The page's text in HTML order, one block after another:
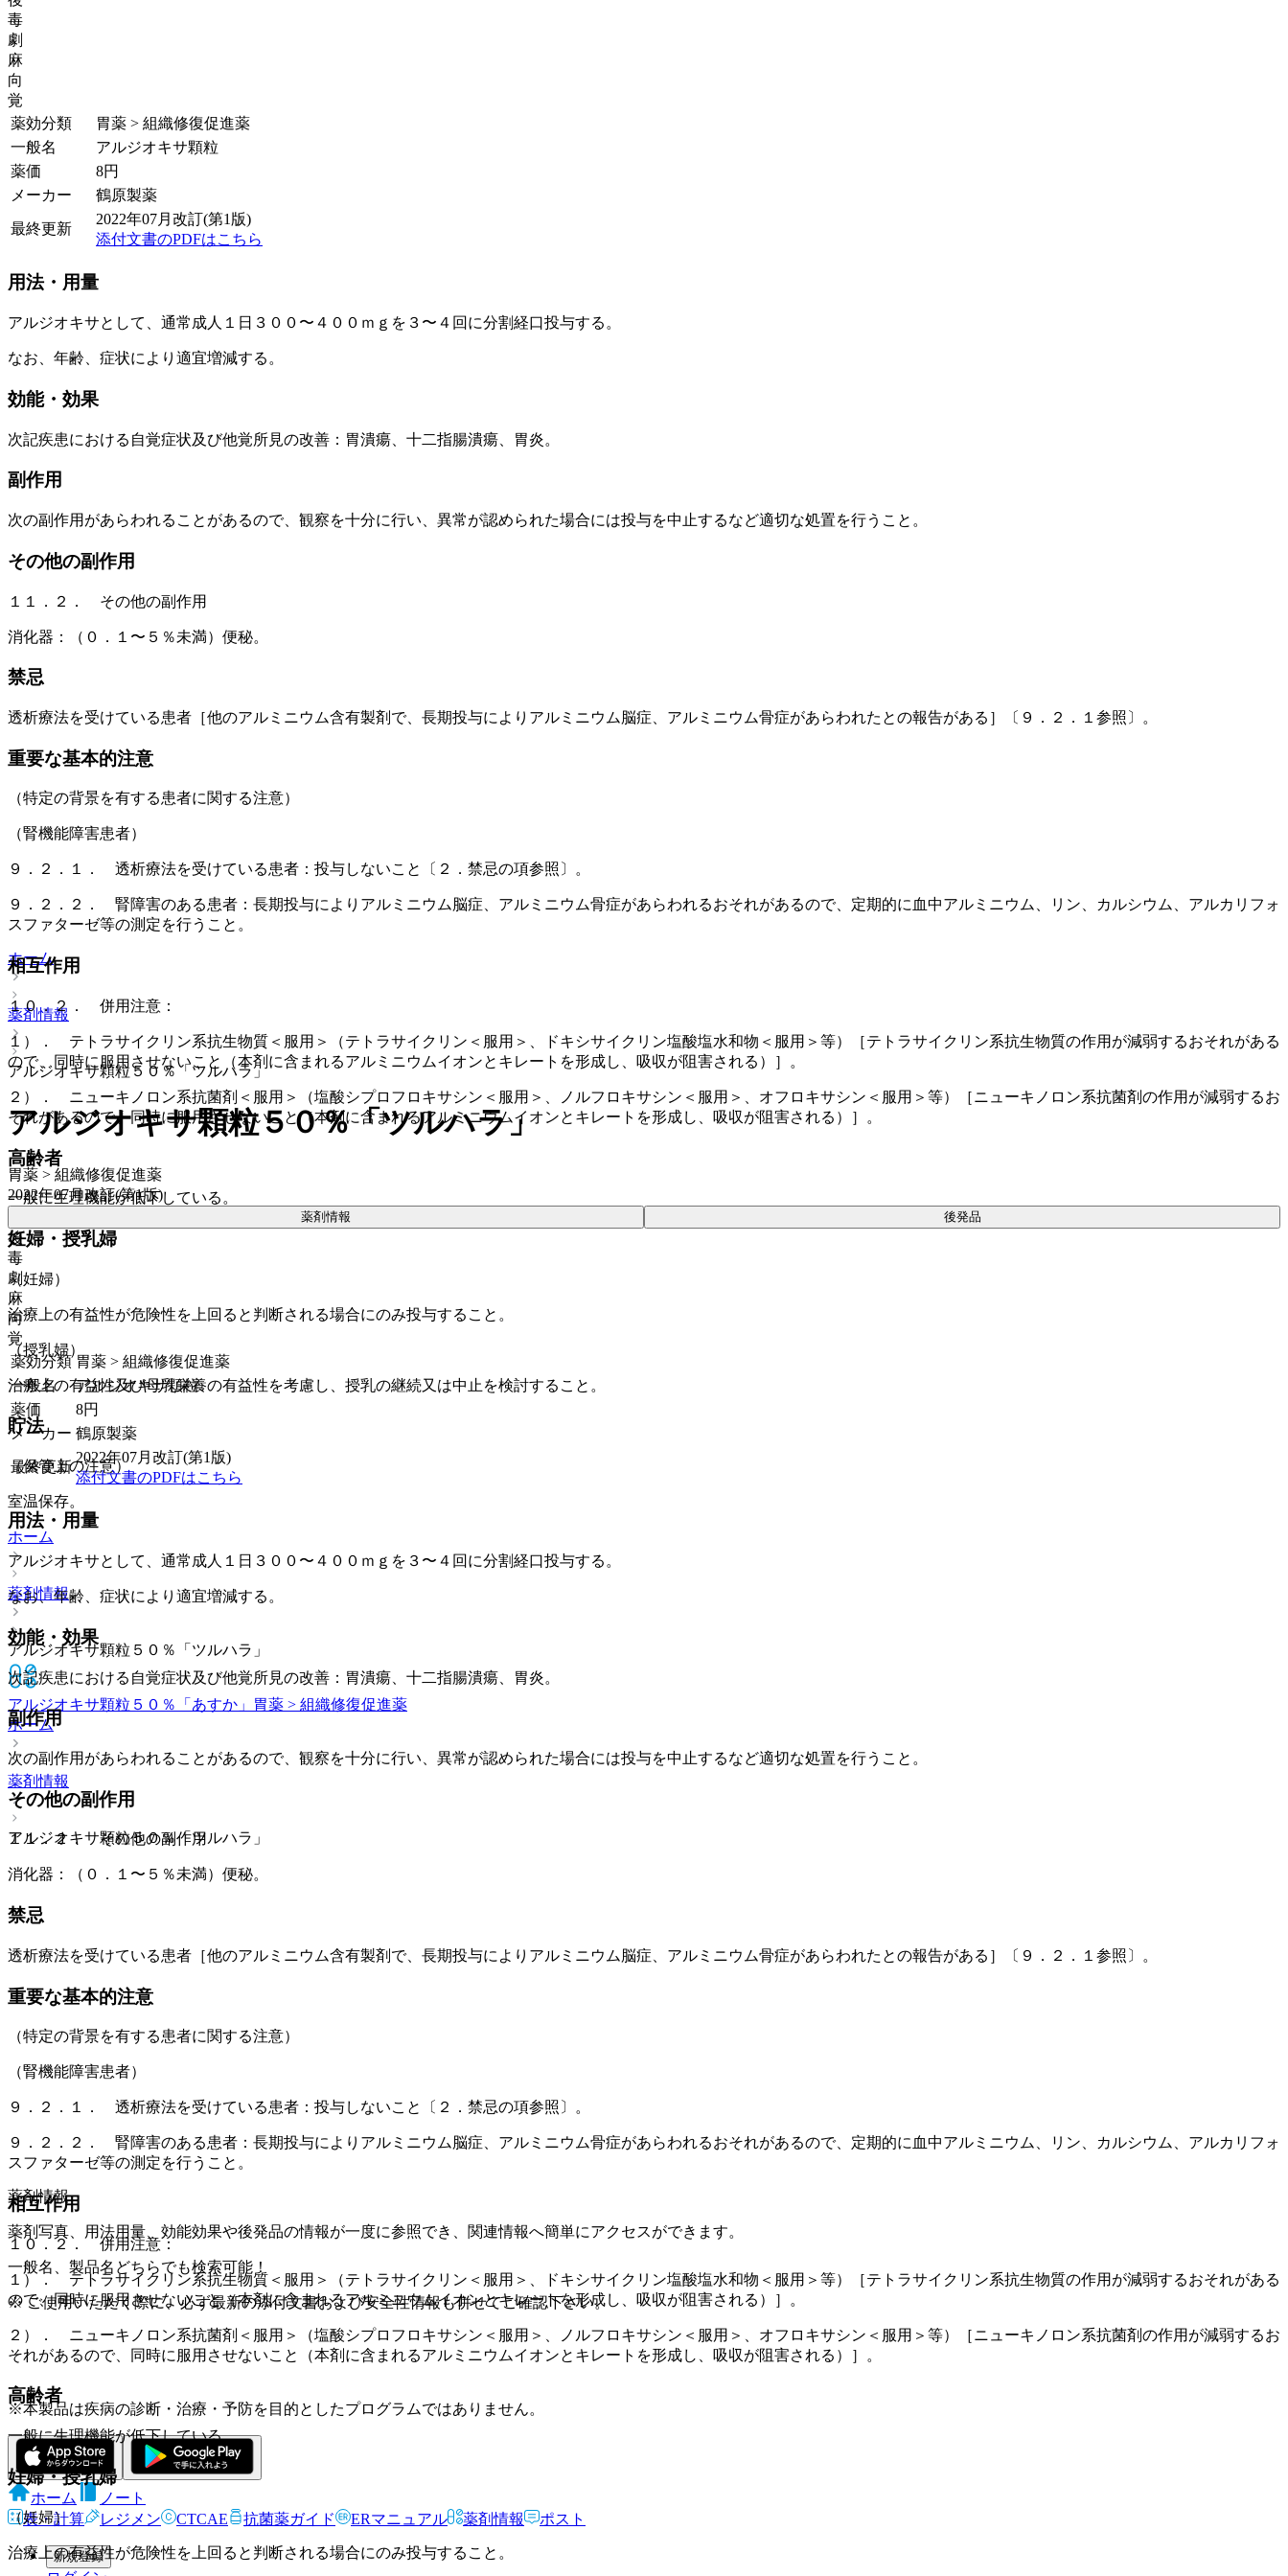
毒
劇
麻
向
覚
薬効分類
胃薬 > 組織修復促進薬
一般名
アルジオキサ顆粒
薬価
8円
メーカー
鶴原製薬
最終更新
2022年07月改訂(第1版)
添付文書のPDFはこちら
用法・用量
アルジオキサとして、通常成人１日３００〜４００ｍｇを３〜４回に分割経口投与する。
なお、年齢、症状により適宜増減する。
効能・効果
次記疾患における自覚症状及び他覚所見の改善：胃潰瘍、十二指腸潰瘍、胃炎。
副作用
次の副作用があらわれることがあるので、観察を十分に行い、異常が認められた場合には投与を中止するなど適切な処置を行うこと。
その他の副作用
１１．２． その他の副作用
消化器：（０．１〜５％未満）便秘。
禁忌
透析療法を受けている患者［他のアルミニウム含有製剤で、長期投与によりアルミニウム脳症、アルミニウム骨症があらわれたとの報告がある］〔９．２．１参照〕。
重要な基本的注意
（特定の背景を有する患者に関する注意）
（腎機能障害患者）
９．２．１． 透析療法を受けている患者：投与しないこと〔２．禁忌の項参照〕。
９．２．２． 腎障害のある患者：長期投与によりアルミニウム脳症、アルミニウム骨症があらわれるおそれがあるので、定期的に血中アルミニウム、リン、カルシウム、アルカリフォ
スファターゼ等の測定を行うこと。
相互作用
１０．２． 併用注意：
１）． テトラサイクリン系抗生物質＜服用＞（テトラサイクリン＜服用＞、ドキシサイクリン塩酸塩水和物＜服用＞等）［テトラサイクリン系抗生物質の作用が減弱するおそれがある
ので、同時に服用させないこと（本剤に含まれるアルミニウムイオンとキレートを形成し、吸収が阻害される）］。
２）． ニューキノロン系抗菌剤＜服用＞（塩酸シプロフロキサシン＜服用＞、ノルフロキサシン＜服用＞、オフロキサシン＜服用＞等）［ニューキノロン系抗菌剤の作用が減弱するお
それがあるので、同時に服用させないこと（本剤に含まれるアルミニウムイオンとキレートを形成し、吸収が阻害される）］。
高齢者
一般に生理機能が低下している。
妊婦・授乳婦
（妊婦）
治療上の有益性が危険性を上回ると判断される場合にのみ投与すること。
（授乳婦）
治療上の有益性及び母乳栄養の有益性を考慮し、授乳の継続又は中止を検討すること。
貯法
（保管上の注意）
室温保存。
ホーム
薬剤情報
アルジオキサ顆粒５０％「ツルハラ」
アルジオキサ顆粒５０％「あすか」
胃薬 > 組織修復促進薬
ホーム
薬剤情報
アルジオキサ顆粒５０％「ツルハラ」
ホーム
薬剤情報
アルジオキサ顆粒５０％「ツルハラ」
アルジオキサ顆粒５０％「ツルハラ」
胃薬 > 組織修復促進薬
2022年07月改訂(第1版)
薬剤情報 後発品
後
毒
劇
麻
向
覚
薬効分類 胃薬 > 組織修復促進薬
一般名
アルジオキサ顆粒
薬価
8円
メーカー 鶴原製薬
最終更新
2022年07月改訂(第1版)
添付文書のPDFはこちら
用法・用量
アルジオキサとして、通常成人１日３００〜４００ｍｇを３〜４回に分割経口投与する。
なお、年齢、症状により適宜増減する。
効能・効果
次記疾患における自覚症状及び他覚所見の改善：胃潰瘍、十二指腸潰瘍、胃炎。
副作用
次の副作用があらわれることがあるので、観察を十分に行い、異常が認められた場合には投与を中止するなど適切な処置を行うこと。
その他の副作用
１１．２． その他の副作用
消化器：（０．１〜５％未満）便秘。
禁忌
透析療法を受けている患者［他のアルミニウム含有製剤で、長期投与によりアルミニウム脳症、アルミニウム骨症があらわれたとの報告がある］〔９．２．１参照〕。
重要な基本的注意
（特定の背景を有する患者に関する注意）
（腎機能障害患者）
９．２．１． 透析療法を受けている患者：投与しないこと〔２．禁忌の項参照〕。
９．２．２． 腎障害のある患者：長期投与によりアルミニウム脳症、アルミニウム骨症があらわれるおそれがあるので、定期的に血中アルミニウム、リン、カルシウム、アルカリフォ
スファターゼ等の測定を行うこと。
相互作用
１０．２． 併用注意：
１）． テトラサイクリン系抗生物質＜服用＞（テトラサイクリン＜服用＞、ドキシサイクリン塩酸塩水和物＜服用＞等）［テトラサイクリン系抗生物質の作用が減弱するおそれがある
ので、同時に服用させないこと（本剤に含まれるアルミニウムイオンとキレートを形成し、吸収が阻害される）］。
２）． ニューキノロン系抗菌剤＜服用＞（塩酸シプロフロキサシン＜服用＞、ノルフロキサシン＜服用＞、オフロキサシン＜服用＞等）［ニューキノロン系抗菌剤の作用が減弱するお
それがあるので、同時に服用させないこと（本剤に含まれるアルミニウムイオンとキレートを形成し、吸収が阻害される）］。
高齢者
一般に生理機能が低下している。
妊婦・授乳婦
（妊婦）
治療上の有益性が危険性を上回ると判断される場合にのみ投与すること。
薬剤情報
薬剤写真、用法用量、効能効果や後発品の情報が一度に参照でき、関連情報へ簡単にアクセスができます。
一般名、製品名どちらでも検索可能！
※ ご使用いただく際に、必ず最新の添付文書および安全性情報も併せてご確認下さい。
※本製品は疾病の診断・治療・予防を目的としたプログラムではありません。
ホーム
ノート
表・計算
レジメン CTCAE 抗菌薬ガイド ERマニュアル 薬剤情報 ポスト
新規登録